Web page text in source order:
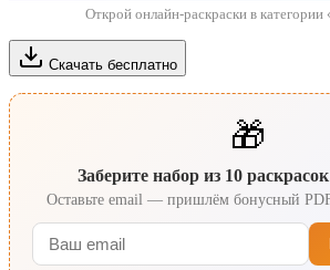
Открой онлайн-раскраски в
Скачать бесплатно
🎁
Заберите набор из 10
Оставьте email — пришлём бонусный